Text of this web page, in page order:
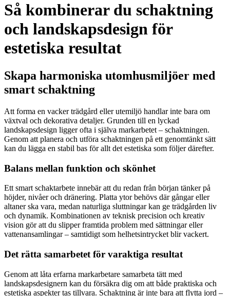
Så kombinerar du schaktning
och landskapsdesign för
estetiska resultat
Skapa harmoniska utomhusmiljöer med
smart schaktning
Att forma en vacker trädgård eller utemiljö handlar inte bara om
växtval och dekorativa detaljer. Grunden till en lyckad
landskapsdesign ligger ofta i själva markarbetet – schaktningen.
Genom att planera och utföra schaktningen på ett genomtänkt sätt
kan du lägga en stabil bas för allt det estetiska som följer därefter.
Balans mellan funktion och skönhet
Ett smart schaktarbete innebär att du redan från början tänker på
höjder, nivåer och dränering. Platta ytor behövs där gångar eller
altaner ska vara, medan naturliga sluttningar kan ge trädgården liv
och dynamik. Kombinationen av teknisk precision och kreativ
vision gör att du slipper framtida problem med sättningar eller
vattenansamlingar – samtidigt som helhetsintrycket blir vackert.
Det rätta samarbetet för varaktiga resultat
Genom att låta erfarna markarbetare samarbeta tätt med
landskapsdesignern kan du försäkra dig om att både praktiska och
estetiska aspekter tas tillvara. Schaktning är inte bara att flytta jord –